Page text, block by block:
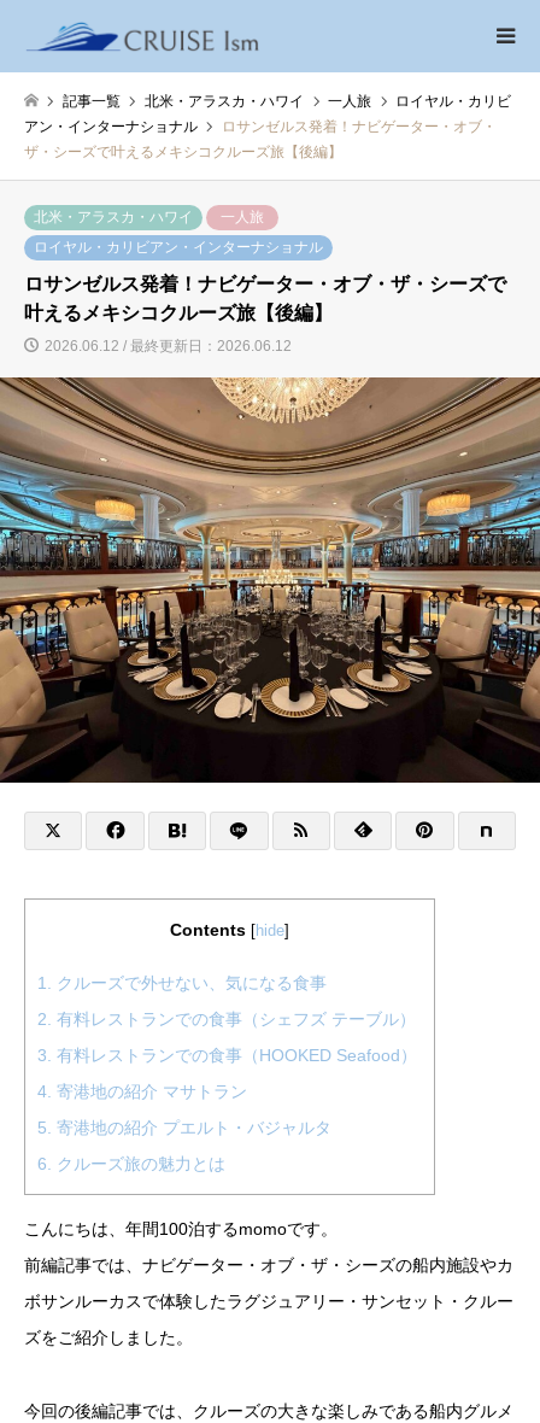
記事一覧 北米・アラスカ・ハワイ 一人旅
ロイヤル・カリビ
アン・インターナショナル
ロサンゼルス発着！ナビゲーター・オブ・
ザ・シーズで叶えるメキシコクルーズ旅【後編】
北米・アラスカ・ハワイ
一人旅
ロイヤル・カリビアン・インターナショナル
ロサンゼルス発着！ナビゲーター・オブ・ザ・シーズで
叶えるメキシコクルーズ旅【後編】
2026.06.12 / 最終更新日：2026.06.12
Contents hide
1.
クルーズで外せない、気になる食事
2. 有料レストランでの食事（シェフズ テーブル）
3. 有料レストランでの食事（HOOKED Seafood）
4. 寄港地の紹介 マサトラン
5. 寄港地の紹介 プエルト・バジャルタ
6.
クルーズ旅の魅力とは
こんにちは、年間100泊するmomoです。
前編記事では、ナビゲーター・オブ・ザ・シーズの船内施設やカ
ボサンルーカスで体験したラグジュアリー・サンセット・クルー
ズをご紹介しました。
今回の後編記事では、クルーズの大きな楽しみである船内グルメ